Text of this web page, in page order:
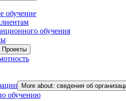
обучение
обучения
Проекты
More about: сведения об
обучению